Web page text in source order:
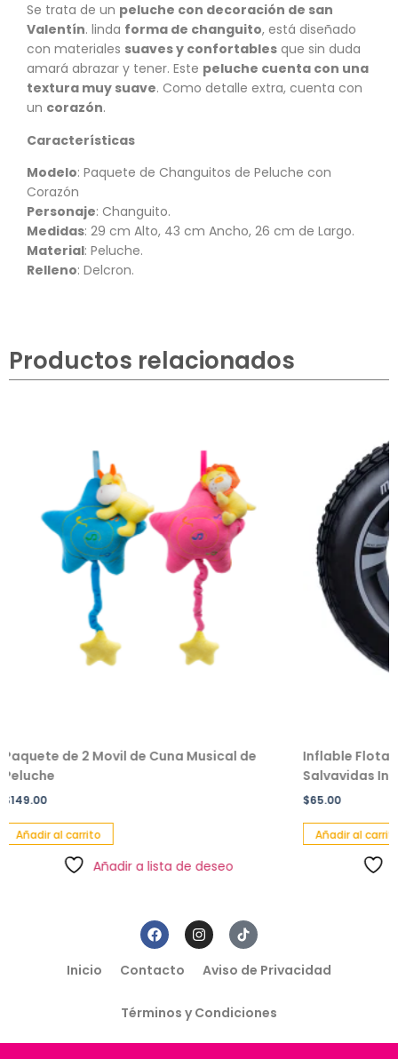
Se trata de un peluche con decoración de san
Valentín. linda forma de changuito, está diseñado
con materiales suaves y confortables que sin duda
amará abrazar y tener. Este peluche cuenta con una
textura muy suave. Como detalle extra, cuenta con
un corazón.
Características
Modelo: Paquete de Changuitos de Peluche con
Corazón
Personaje: Changuito.
Medidas: 29 cm Alto, 43 cm Ancho, 26 cm de Largo.
Material: Peluche.
Relleno: Delcron.
Productos relacionados
de 2 Movil de Cuna Musical de
carrito
Añadir a lista de deseo
Inflable Flotador De
Salvavidas Infantil
Añadir al carrito
Añadir
Inicio Contacto Aviso de Privacidad
Términos y Condiciones